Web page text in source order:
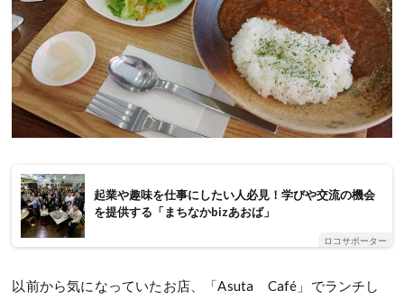
起業や趣味を仕事にしたい人必見！学びや交流の機会
を提供する「まちなかbizあおば」
ロコサポーター
以前から気になっていたお店、「Asuta Café」でランチし